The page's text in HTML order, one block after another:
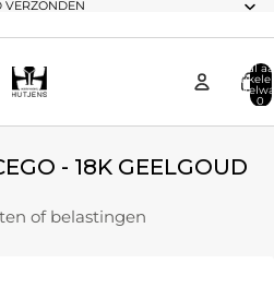
VERZONDEN
Totaal
0
- 18K GEELGOUD
of belastingen